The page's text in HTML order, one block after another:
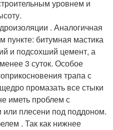
уровнем и
. Аналогичная
пункте: битумная мастика
и подсохший цемент, а
3 суток. Особое
трапа с
промазать все стыки
иметь проблем с
или плесени под поддоном.
. Так как нижнее